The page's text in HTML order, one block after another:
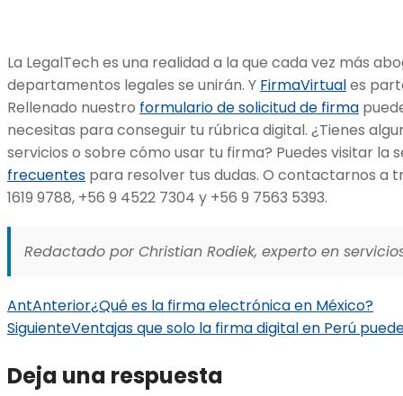
La LegalTech es una realidad a la que cada vez más
departamentos legales se unirán. Y FirmaVirtuales
Rellenado nuestro formulario de solicitud de firma
necesitas para conseguir tu rúbrica digital. ¿Tienes
servicios o sobre cómo usar tu firma? Puedes visitar la
frecuentes para resolver tus dudas. O contactarnos a
1619 9788, +56 9 4522 7304 y +56 9 7563 5393.
Redactado por Christian Rodiek, experto en
AntAnterior¿Qué es la firma electrónica en México?
SiguienteVentajas que solo la firma digital en Perú
Deja una respuesta